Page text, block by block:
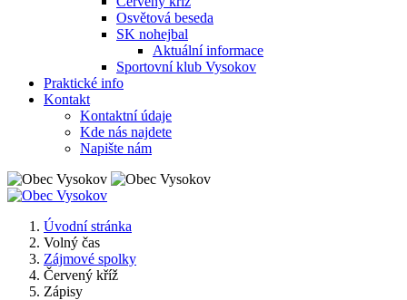
Osvětová beseda
SK nohejbal
Aktuální informace
Sportovní klub Vysokov
Praktické info
Kontakt
Kontaktní údaje
Kde nás najdete
Napište nám
Úvodní stránka
Volný čas
Zájmové spolky
Červený kříž
Zápisy